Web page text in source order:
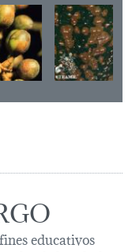
educativos